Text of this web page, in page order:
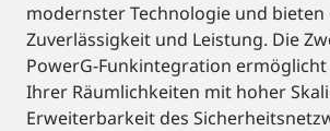
modernster Technologie und
Zuverlässigkeit und Leistung. Die
PowerG-Funkintegration
Ihrer Räumlichkeiten mit hoher
Erweiterbarkeit des